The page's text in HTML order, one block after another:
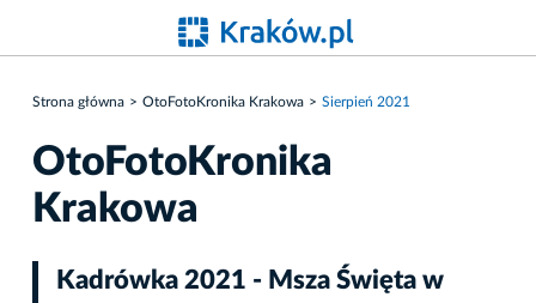
Strona główna OtoFotoKronika Krakowa Sierpień 2021
OtoFotoKronika
Krakowa
Kadrówka 2021 - Msza Święta w